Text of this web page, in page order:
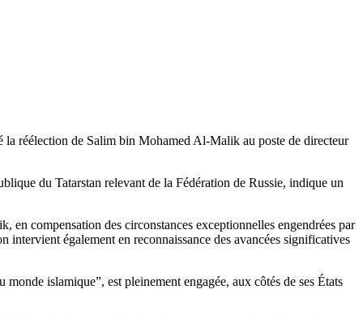
la réélection de Salim bin Mohamed Al-Malik au poste de directeur
du Tatarstan relevant de la Fédération de Russie, indique un
compensation des circonstances exceptionnelles engendrées par
intervient également en reconnaissance des avancées significatives
islamique”, est pleinement engagée, aux côtés de ses États